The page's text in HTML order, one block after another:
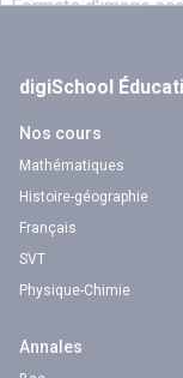
digiSchool
Nos cours
Mathématiques
Histoire-géographie
Français
SVT
Physique-Chimie
Annales